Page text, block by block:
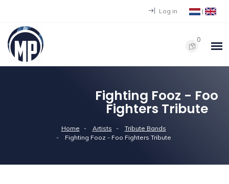
Log in |
0
Fighting Fooz - Foo
Fighters Tribute
Home Artists
Tribute Bands
Fighting Fooz - Foo Fighters Tribute